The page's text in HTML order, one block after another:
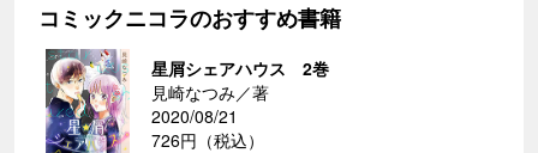
コミックニコラのおすすめ書籍
星屑シェアハウス 2巻
見崎なつみ／著
2020/08/21
726円（税込）